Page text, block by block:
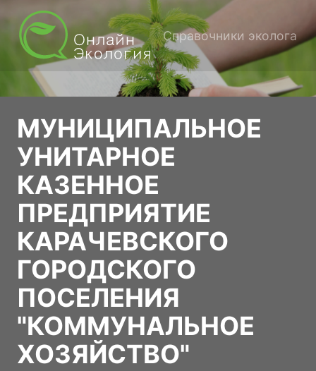
Справочники эколога
МУНИЦИПАЛЬНОЕ
УНИТАРНОЕ
КАЗЕННОЕ
ПРЕДПРИЯТИЕ
КАРАЧЕВСКОГО
ГОРОДСКОГО
ПОСЕЛЕНИЯ
"КОММУНАЛЬНОЕ
ХОЗЯЙСТВО"